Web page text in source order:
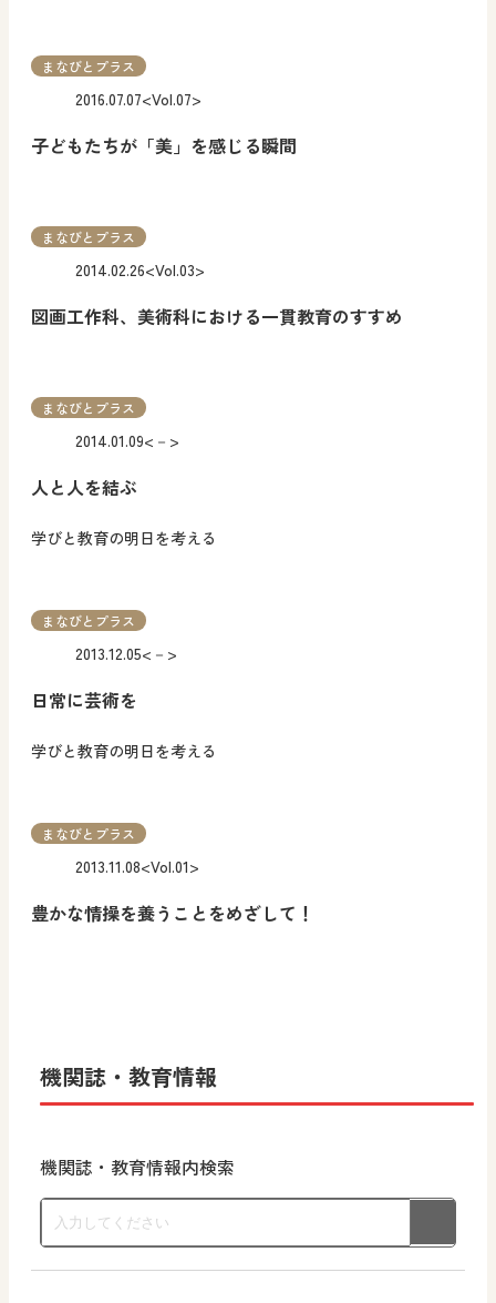
子どもたちが「美」を感じる瞬間
2016.07.07<Vol.07>
まなびとプラス
図画工作科、美術科における一貫教育のすすめ
2014.02.26<Vol.03>
まなびとプラス
人と人を結ぶ
学びと教育の明日を考える
2014.01.09<－>
まなびとプラス
日常に芸術を
学びと教育の明日を考える
2013.12.05<－>
まなびとプラス
豊かな情操を養うことをめざして！
2013.11.08<Vol.01>
まなびとプラス
機関誌・教育情報
機関誌・教育情報内検索